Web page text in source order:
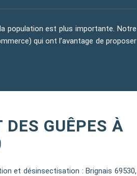
population est plus importante. Notre
qui ont l’avantage de proposer
GUÊPES À
et désinsectisation : Brignais 69530,